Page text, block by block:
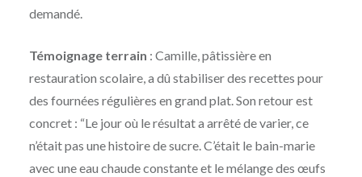
demandé.
Témoignage terrain : Camille, pâtissière en
restauration scolaire, a dû stabiliser des recettes pour
des fournées régulières en grand plat. Son retour est
concret : “Le jour où le résultat a arrêté de varier, ce
n’était pas une histoire de sucre. C’était le bain-marie
avec une eau chaude constante et le mélange des œufs